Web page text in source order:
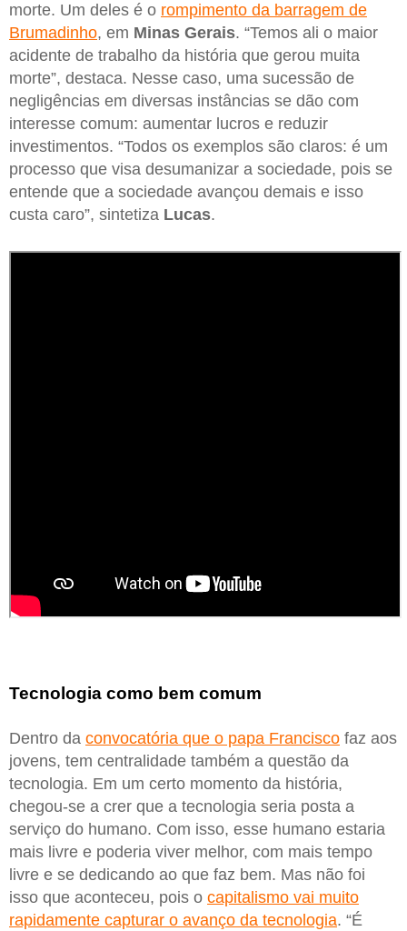
morte. Um deles é o rompimento da barragem de
Brumadinho, em Minas Gerais. “Temos ali o maior
acidente de trabalho da história que gerou muita
morte”, destaca. Nesse caso, uma sucessão de
negligências em diversas instâncias se dão com
interesse comum: aumentar lucros e reduzir
investimentos. “Todos os exemplos são claros: é um
processo que visa desumanizar a sociedade, pois se
entende que a sociedade avançou demais e isso
custa caro”, sintetiza Lucas.
Tecnologia como bem comum
Dentro da convocatória que o papa Francisco faz aos
jovens, tem centralidade também a questão da
tecnologia. Em um certo momento da história,
chegou-se a crer que a tecnologia seria posta a
serviço do humano. Com isso, esse humano estaria
mais livre e poderia viver melhor, com mais tempo
livre e se dedicando ao que faz bem. Mas não foi
isso que aconteceu, pois o capitalismo vai muito
rapidamente capturar o avanço da tecnologia. “É